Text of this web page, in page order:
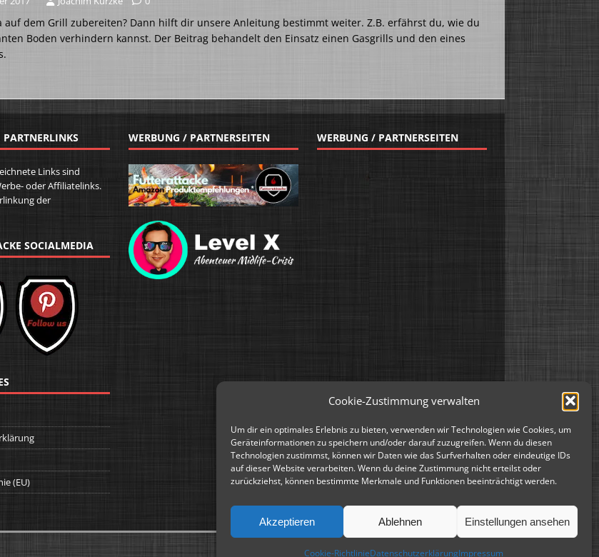
Cookie-Zustimmung verwalten
Um dir ein optimales Erlebnis zu bieten, verwenden wir Technologien wie Cookies, um
Geräteinformationen zu speichern und/oder darauf zuzugreifen. Wenn du diesen
Technologien zustimmst, können wir Daten wie das Surfverhalten oder eindeutige IDs
auf dieser Website verarbeiten. Wenn du deine Zustimmung nicht erteilst oder
zurückziehst, können bestimmte Merkmale und Funktionen beeinträchtigt werden.
Akzeptieren Ablehnen Einstellungen ansehen
Cookie-RichtlinieDatenschutzerklärungImpressum
auf dem Grill zubereiten? Dann hilft dir unsere Anleitung bestimmt weiter. Z.B. erfährst du, wie du
Boden verhindern kannst. Der Beitrag behandelt den Einsatz einen Gasgrills und den eines
Links sind
oder Affiliatelinks.
der
SOCIALMEDIA
(EU)
WERBUNG / PARTNERSEITEN WERBUNG / PARTNERSEITEN